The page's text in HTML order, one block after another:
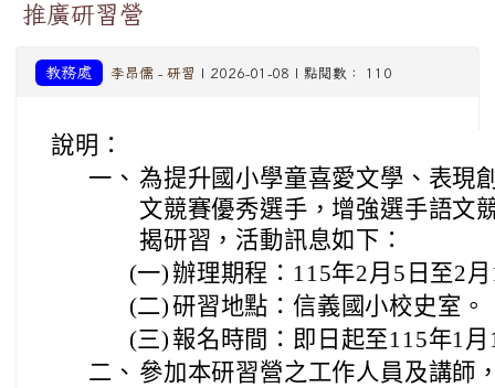
推廣研習營
教務處 李昂儒- 研習 | 2026-01-08 | 點閱數： 110
說明：
一、 為提升國小學童喜愛文學、表現
文競賽優秀選手，增強選手語文
揭研習，活動訊息如下：
(一)辦理期程：115年2月5日至2
(二)研習地點：信義國小校史室。
(三) 報名時間：即日起至115年1
二、 參加本研習營之工作人員及講師